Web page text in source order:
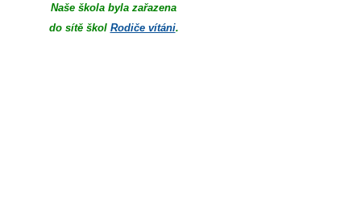
Naše škola byla zařazena
do sítě škol Rodiče vítáni.